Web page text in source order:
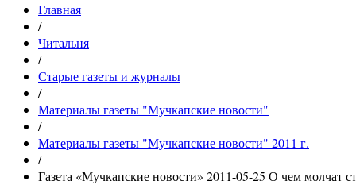
Главная
/
Читальня
/
Старые газеты и журналы
/
Материалы газеты "Мучкапские новости"
/
Материалы газеты "Мучкапские новости" 2011 г.
/
Газета «Мучкапские новости» 2011-05-25 О чем молчат